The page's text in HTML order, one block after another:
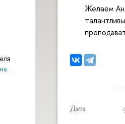
Желаем
Дата